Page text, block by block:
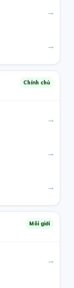
→
→
Chính chủ
→
→
→
Môi giới
→